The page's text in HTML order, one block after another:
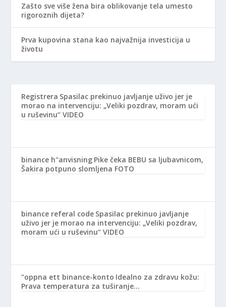
Zašto sve više žena bira oblikovanje tela umesto
rigoroznih dijeta?
Prva kupovina stana kao najvažnija investicija u
životu
Registrera Spasilac prekinuo javljanje uživo jer je
morao na intervenciju: „Veliki pozdrav, moram ući
u ruševinu“ VIDEO
binance h"anvisning Pike čeka BEBU sa ljubavnicom,
Šakira potpuno slomljena FOTO
binance referal code Spasilac prekinuo javljanje
uživo jer je morao na intervenciju: „Veliki pozdrav,
moram ući u ruševinu“ VIDEO
"oppna ett binance-konto Idealno za zdravu kožu:
Prava temperatura za tuširanje…